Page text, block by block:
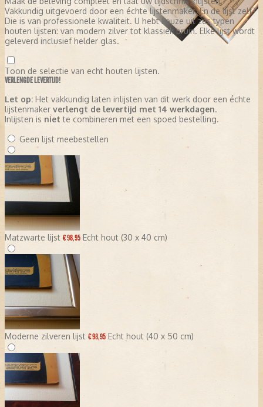
Vakkundig uitgevoerd door een échte lijstenmaker. En de lijst zelf?
Die is van professionele kwaliteit. U hebt keuze uit zes typen
houten lijsten: van modern zilver tot klassiek bruin. Elke lijst wordt
geleverd inclusief helder glas.
Toon de selectie van echt houten lijsten.
VERLENGDE LEVERTIJD!
Let op: Het vakkundig laten inlijsten van dit werk door een échte
lijstenmaker verlengt de levertijd met 14 werkdagen.
Inlijsten is niet te combineren met een spoed bestelling.
Geen lijst meebestellen
Matzwarte lijst € 98,95 Echt hout (30 x 40 cm)
Moderne zilveren lijst € 98,95 Echt hout (40 x 50 cm)